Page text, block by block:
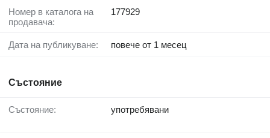
Номер в каталога на
продавача:
177929
Дата на публикуване: повече от 1 месец
Състояние
Състояние: употребявани